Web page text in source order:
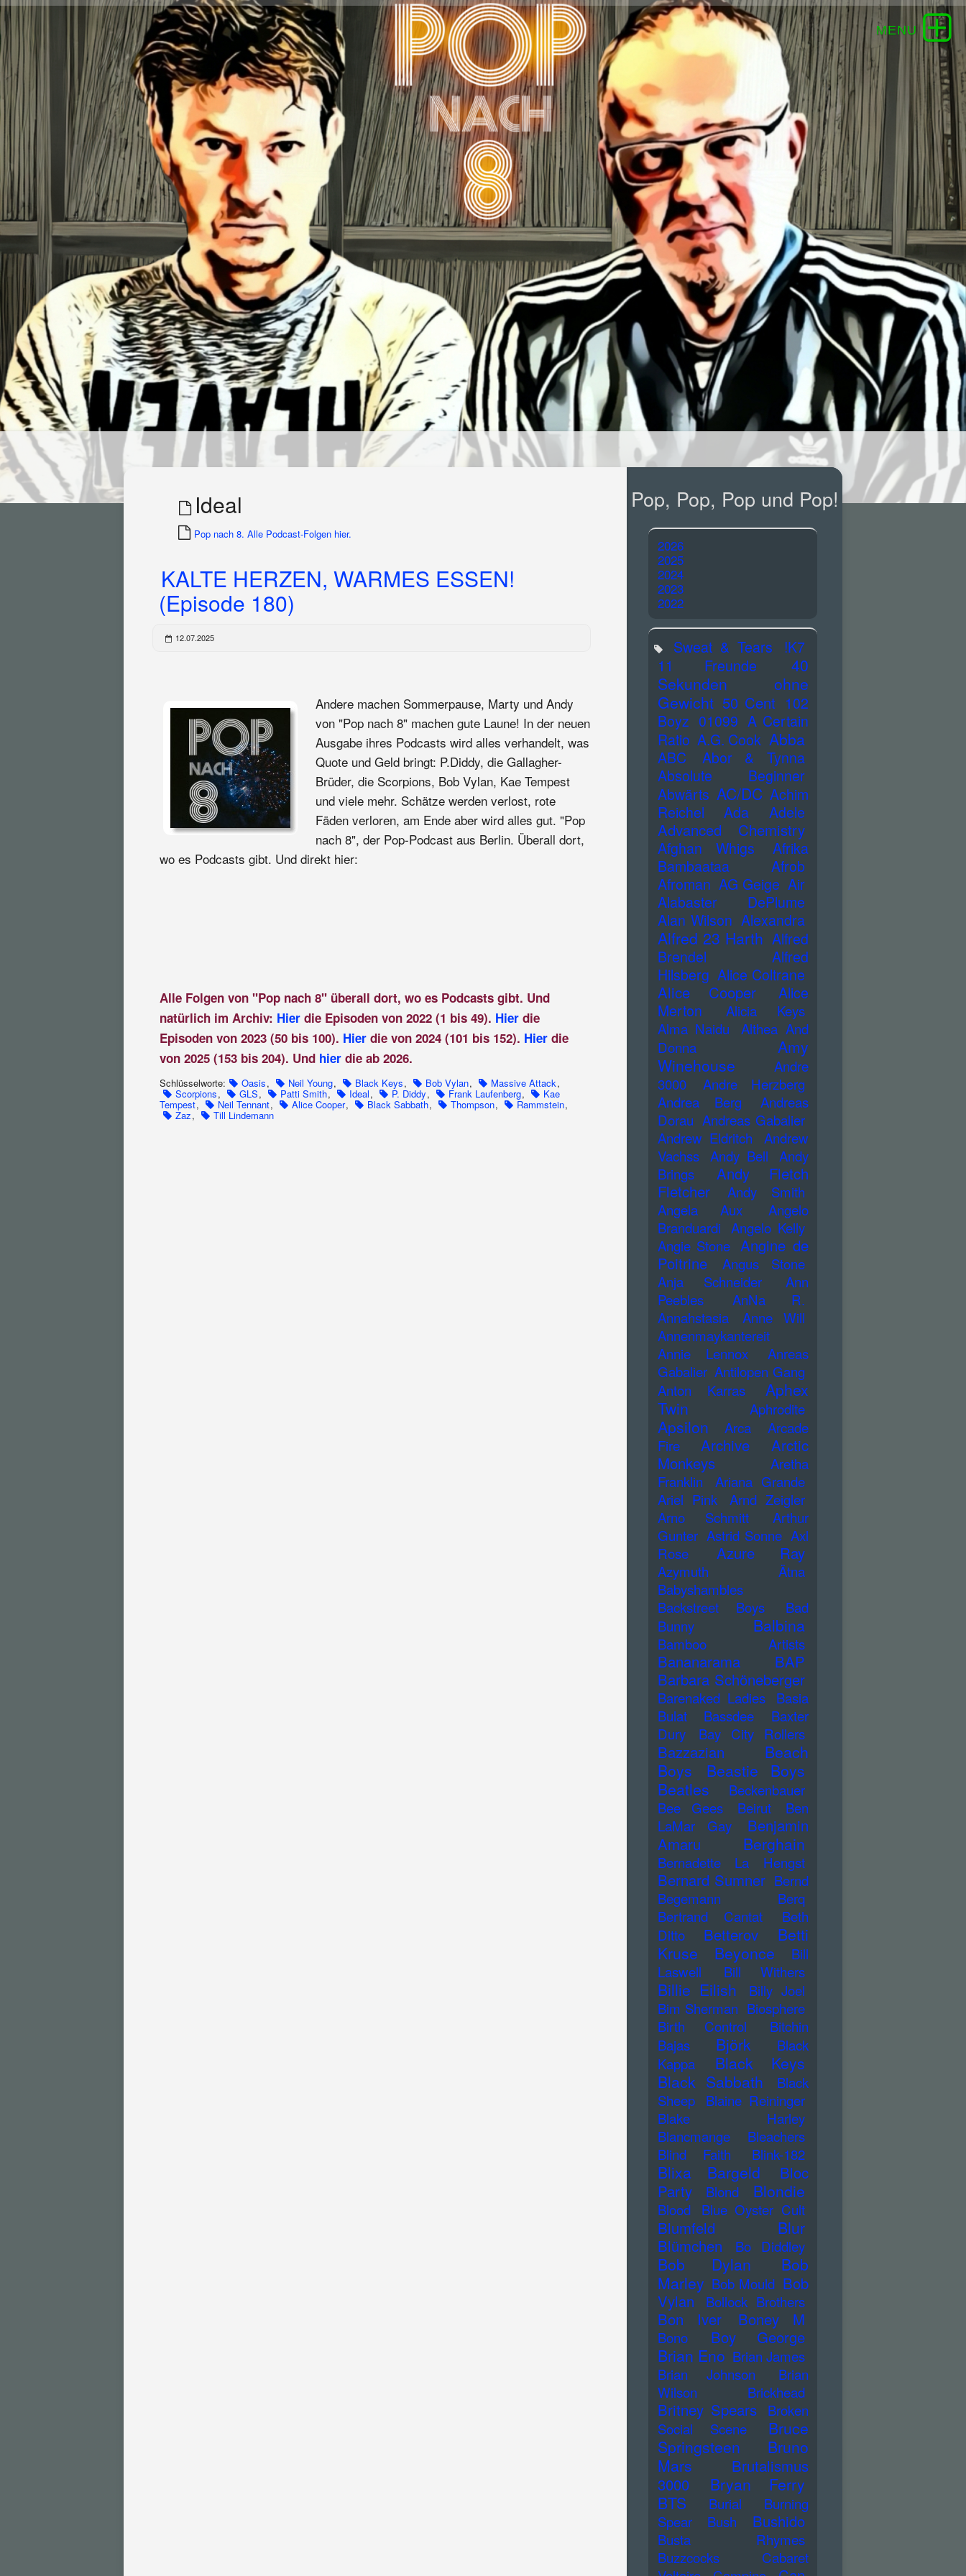
Ideal
Pop nach 8. Alle Podcast-Folgen hier.
KALTE HERZEN, WARMES ESSEN!
(Episode 180)
12.07.2025
Andere machen Sommerpause, Marty und Andy
von "Pop nach 8" machen gute Laune! In der neuen
Ausgabe ihres Podcasts wird alles verhandelt, was
Quote und Geld bringt: P.Diddy, die Gallagher-
Brüder, die Scorpions, Bob Vylan, Kae Tempest
und viele mehr. Schätze werden verlost, rote
Fäden verloren, am Ende aber wird alles gut. "Pop
nach 8", der Pop-Podcast aus Berlin. Überall dort,
wo es Podcasts gibt. Und direkt hier:
Alle Folgen von "Pop nach 8" überall dort, wo es Podcasts gibt. Und
natürlich im Archiv: Hier die Episoden von 2022 (1 bis 49). Hier die
Episoden von 2023 (50 bis 100). Hier die von 2024 (101 bis 152). Hier die
von 2025 (153 bis 204). Und hier die ab 2026.
Schlüsselworte: Oasis, Neil Young, Black Keys, Bob Vylan, Massive Attack,
Scorpions, GLS, Patti Smith, Ideal, P. Diddy, Frank Laufenberg, Kae
Tempest, Neil Tennant, Alice Cooper, Black Sabbath, Thompson, Rammstein,
Zaz, Till Lindemann
Pop, Pop, Pop und Pop!
2026
2025
2024
2023
2022
Sweat & Tears
!K7
11 Freunde
40
Sekunden ohne
Gewicht 50 Cent 102
Boyz 01099 A Certain
Ratio A.G. Cook Abba
ABC
Abor & Tynna
Absolute Beginner
Abwärts AC/DC Achim
Reichel
Ada Adele
Advanced Chemistry
Afghan Whigs
Afrika
Bambaataa
Afrob
Afroman AG Geige Air
Alabaster DePlume
Alan Wilson Alexandra
Alfred 23 Harth Alfred
Brendel
Alfred
Hilsberg Alice Coltrane
Alice Cooper
Alice
Merton
Alicia Keys
Alma Naidu
Althea And
Donna
Amy
Winehouse
Andre
3000
Andre Herzberg
Andrea Berg
Andreas
Dorau Andreas Gabalier
Andrew Eldritch
Andrew
Vachss Andy Bell
Andy
Brings
Andy Fletch
Fletcher
Andy Smith
Angela Aux
Angelo
Branduardi Angelo Kelly
Angie Stone Angine de
Poitrine
Angus Stone
Anja Schneider
Ann
Peebles
AnNa R.
Annahstasia
Anne Will
Annenmaykantereit
Annie Lennox
Anreas
Gabalier Antilopen Gang
Anton Karras
Aphex
Twin
Aphrodite
Apsilon Arca
Arcade
Fire
Archive
Arctic
Monkeys
Aretha
Franklin
Ariana Grande
Ariel Pink
Arnd Zeigler
Arno Schmitt
Arthur
Gunter Astrid Sonne Axl
Rose
Azure Ray
Azymuth
Ätna
Babyshambles
Backstreet Boys
Bad
Bunny
Balbina
Bamboo Artists
Bananarama
BAP
Barbara Schöneberger
Barenaked Ladies
Basia
Bulat
Bassdee
Baxter
Dury
Bay City Rollers
Bazzazian
Beach
Boys
Beastie Boys
Beatles
Beckenbauer
Bee Gees
Beirut
Ben
LaMar Gay
Benjamin
Amaru
Berghain
Bernadette La Hengst
Bernard Sumner Bernd
Begemann
Berq
Bertrand Cantat
Beth
Ditto
Betterov
Betti
Kruse
Beyonce
Bill
Laswell
Bill Withers
Billie Eilish
Billy Joel
Bim Sherman Biosphere
Birth Control
Bitchin
Bajas
Björk
Black
Kappa
Black Keys
Black Sabbath
Black
Sheep
Blaine Reininger
Blake Harley
Blancmange
Bleachers
Blind Faith
Blink-182
Blixa Bargeld
Bloc
Party
Blond Blondie
Blood Blue Oyster Cult
Blumfeld Blur
Blümchen Bo Diddley
Bob Dylan
Bob
Marley Bob Mould Bob
Vylan
Bollock Brothers
Bon Iver Boney M
Bono Boy George
Brian Eno Brian James
Brian Johnson
Brian
Wilson
Brickhead
Britney Spears
Broken
Social Scene
Bruce
Springsteen
Bruno
Mars
Brutalismus
3000
Bryan Ferry
BTS
Burial
Burning
Spear
Bush Bushido
Busta Rhymes
Buzzcocks
Cabaret